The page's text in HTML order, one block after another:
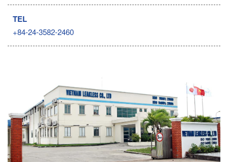
TEL
+84-24-3582-2460